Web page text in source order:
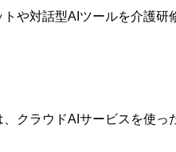
や対話型AIツールを介護研
クラウドAIサービスを使